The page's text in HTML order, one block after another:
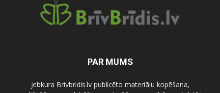
PAR MUMS
Jebkura Brivbridis.lv publicēto materiālu kopēšana,